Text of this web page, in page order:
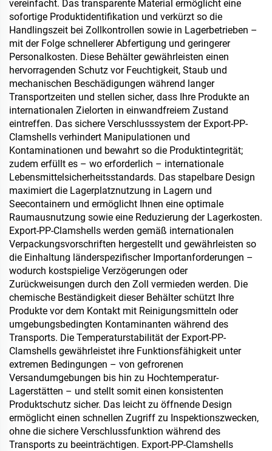
vereinfacht. Das transparente Material ermöglicht eine
sofortige Produktidentifikation und verkürzt so die
Handlingszeit bei Zollkontrollen sowie in Lagerbetrieben –
mit der Folge schnellerer Abfertigung und geringerer
Personalkosten. Diese Behälter gewährleisten einen
hervorragenden Schutz vor Feuchtigkeit, Staub und
mechanischen Beschädigungen während langer
Transportzeiten und stellen sicher, dass Ihre Produkte an
internationalen Zielorten in einwandfreiem Zustand
eintreffen. Das sichere Verschlusssystem der Export-PP-
Clamshells verhindert Manipulationen und
Kontaminationen und bewahrt so die Produktintegrität;
zudem erfüllt es – wo erforderlich – internationale
Lebensmittelsicherheitsstandards. Das stapelbare Design
maximiert die Lagerplatznutzung in Lagern und
Seecontainern und ermöglicht Ihnen eine optimale
Raumausnutzung sowie eine Reduzierung der Lagerkosten.
Export-PP-Clamshells werden gemäß internationalen
Verpackungsvorschriften hergestellt und gewährleisten so
die Einhaltung länderspezifischer Importanforderungen –
wodurch kostspielige Verzögerungen oder
Zurückweisungen durch den Zoll vermieden werden. Die
chemische Beständigkeit dieser Behälter schützt Ihre
Produkte vor dem Kontakt mit Reinigungsmitteln oder
umgebungsbedingten Kontaminanten während des
Transports. Die Temperaturstabilität der Export-PP-
Clamshells gewährleistet ihre Funktionsfähigkeit unter
extremen Bedingungen – von gefrorenen
Versandumgebungen bis hin zu Hochtemperatur-
Lagerstätten – und stellt somit einen konsistenten
Produktschutz sicher. Das leicht zu öffnende Design
ermöglicht einen schnellen Zugriff zu Inspektionszwecken,
ohne die sichere Verschlussfunktion während des
Transports zu beeinträchtigen. Export-PP-Clamshells